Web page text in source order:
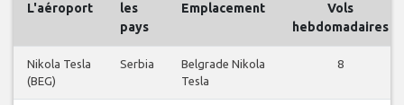
L'aéroport
les
pays
Emplacement
Vols
hebdomadaires
Nikola Tesla
(BEG)
Serbia
Belgrade Nikola
Tesla
8